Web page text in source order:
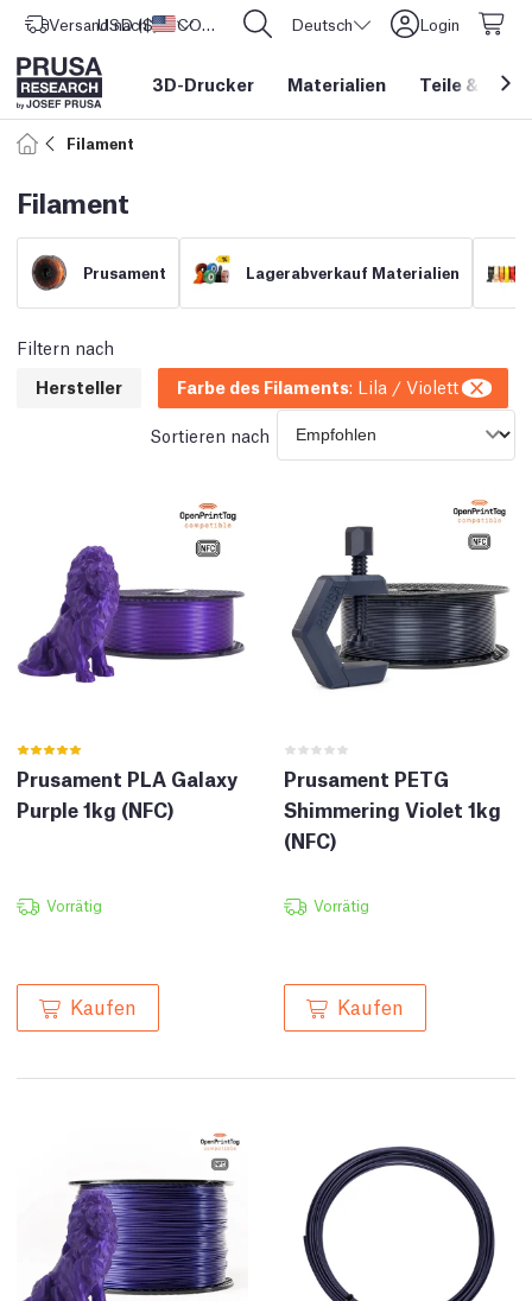
Versand nach Vereinigte Staaten
USD ($) CORE One L: Jetzt auf Lager! Deutsch Login
3D-Drucker Materialien Teile &
Filament
Filament
Prusament Lagerabverkauf Materialien
Filtern nach
Hersteller
Farbe des Filaments: Lila / Violett
Sortieren nach
Prusament PLA Galaxy
Purple 1kg (NFC)
Vorrätig
Kaufen
Prusament PETG
Shimmering Violet 1kg
(NFC)
Vorrätig
Kaufen